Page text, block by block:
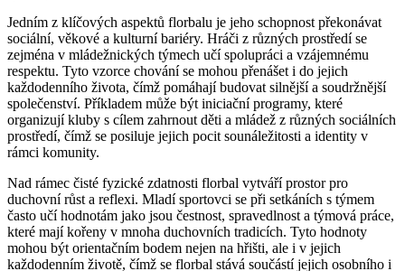
Jedním z klíčových aspektů florbalu je jeho schopnost překonávat
sociální, věkové a kulturní bariéry. Hráči z různých prostředí se
zejména v mládežnických týmech učí spolupráci a vzájemnému
respektu. Tyto vzorce chování se mohou přenášet i do jejich
každodenního života, čímž pomáhají budovat silnější a soudržnější
společenství. Příkladem může být iniciační programy, které
organizují kluby s cílem zahrnout děti a mládež z různých sociálních
prostředí, čímž se posiluje jejich pocit sounáležitosti a identity v
rámci komunity.
Nad rámec čisté fyzické zdatnosti florbal vytváří prostor pro
duchovní růst a reflexi. Mladí sportovci se při setkáních s týmem
často učí hodnotám jako jsou čestnost, spravedlnost a týmová práce,
které mají kořeny v mnoha duchovních tradicích. Tyto hodnoty
mohou být orientačním bodem nejen na hřišti, ale i v jejich
každodenním životě, čímž se florbal stává součástí jejich osobního i